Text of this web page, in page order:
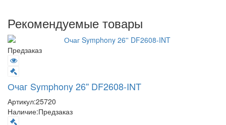
Рекомендуемые товары
Предзаказ
Очаг Symphony 26'' DF2608-INT
Артикул:25720
Наличие:Предзаказ